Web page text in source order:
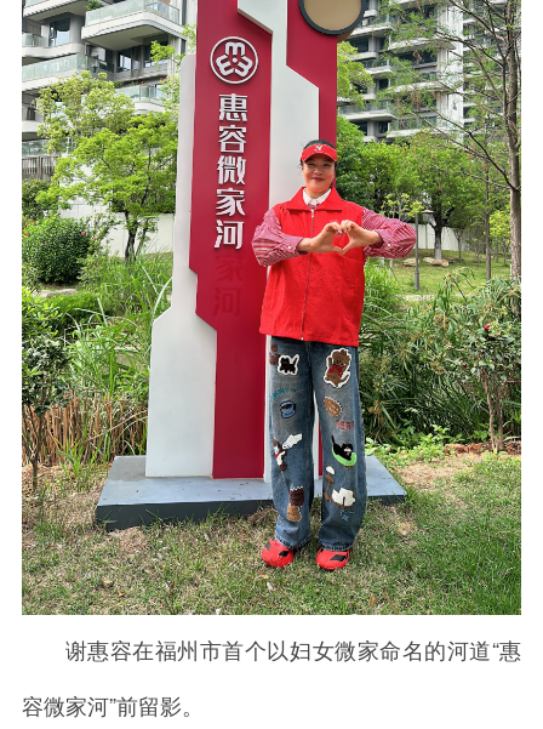
谢惠容在福州市首个以妇女微家命名的河道“惠
容微家河”前留影。